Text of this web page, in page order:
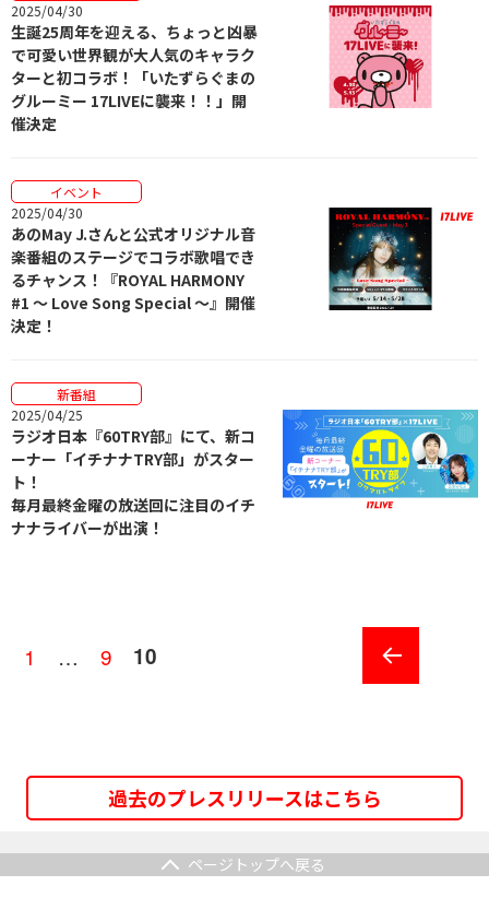
2025/04/30
生誕25周年を迎える、ちょっと凶暴
で可愛い世界観が大人気のキャラク
ターと初コラボ！「いたずらぐまの
グルーミー 17LIVEに襲来！！」開
催決定
イベント
2025/04/30
あのMay J.さんと公式オリジナル音
楽番組のステージでコラボ歌唱でき
るチャンス！『ROYAL HARMONY
#1 〜 Love Song Special 〜』開催
決定！
新番組
2025/04/25
ラジオ日本『60TRY部』にて、新コ
ーナー「イチナナTRY部」がスター
ト！
毎月最終金曜の放送回に注目のイチ
ナナライバーが出演！
投
ペ
ー
ジ
ペ
1 … ペ
9 ペ
10
過去のプレスリリースはこちら
ページトップへ戻る